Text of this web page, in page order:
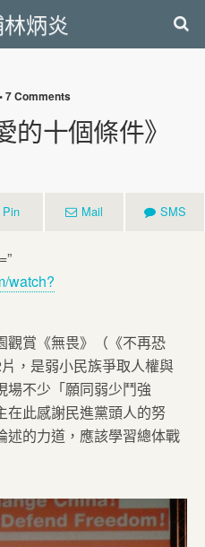
炳炎
7 Comments
的十個條件》
Pin Mail SMS
watch?
觀賞《無畏》（《不再恐
，是弱小民族爭取人權與
場不少「願同弱少鬥強
在此感謝民進黨頭人的努
述的力道，應該學習總体戰